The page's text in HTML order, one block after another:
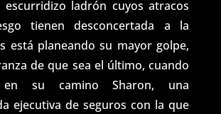
escurridizo ladrón cuyos atracos
tienen desconcertada a la
está planeando su mayor golpe,
de que sea el último, cuando
su camino Sharon, una
ejecutiva de seguros con la que